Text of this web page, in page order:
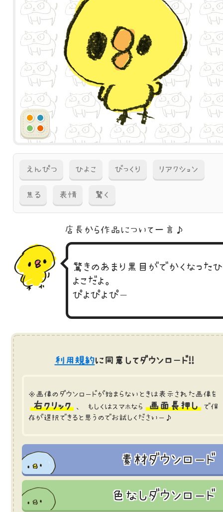
えんぴつ ひよこ びっくり リアクション
焦る 表情 驚く
店長から作品に ついて一言♪
驚きのあまり黒目がでかくなったひ
よこだよ。
ぴよぴよぴー
利用規約に同意してダウンロード!!
※画像のダウンロードが始まらないときは表示された画像を
右クリック 、 もしくはスマホなら 画面長押し
で保
存が選択できると思うのでお試しくださいー♪
素材ダウンロード
色なしダウンロード